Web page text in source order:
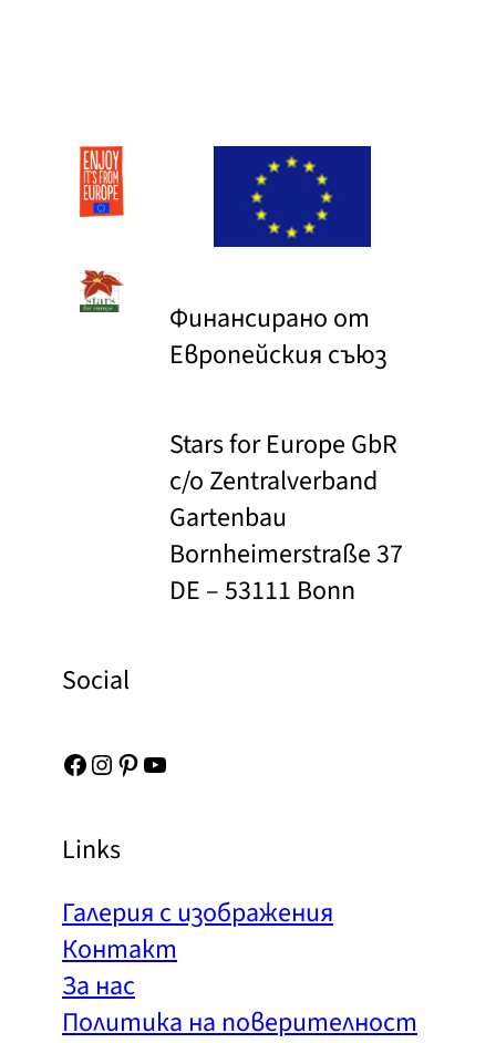
Финансирано от
Европейския съюз
Stars for Europe GbR
c/o Zentralverband
Gartenbau
Bornheimerstraße 37
DE – 53111 Bonn
Social
Facebook Instagram Pinterest YouTube
Links
Галерия с изображения
Контакт
За нас
Политика на поверителност